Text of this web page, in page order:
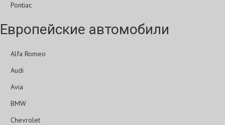
Pontiac
Европейские автомобили
Alfa Romeo
Audi
Avia
BMW
Chevrolet